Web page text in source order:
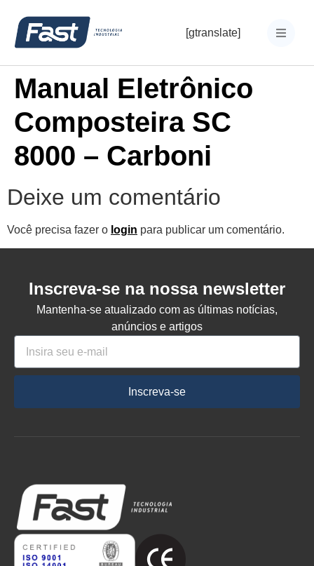
[gtranslate]
Manual Eletrônico
Composteira SC
8000 – Carboni
Deixe um comentário
Você precisa fazer o login para publicar um comentário.
Inscreva-se na nossa newsletter
Mantenha-se atualizado com as últimas notícias,
anúncios e artigos
Inscreva-se